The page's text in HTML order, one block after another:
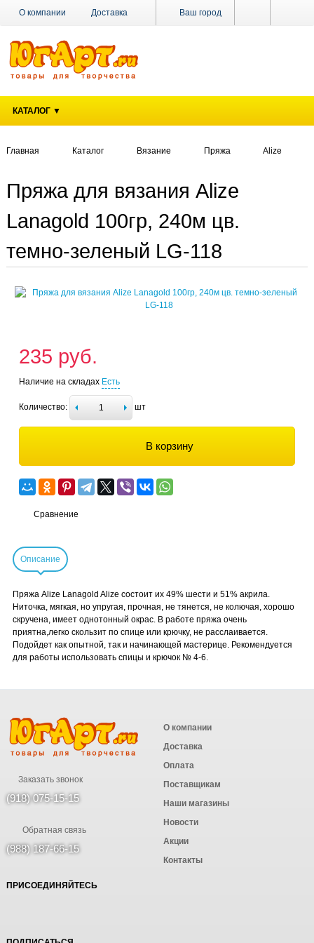
Ваш город
О компании Доставка
Наши магазины Новости
КАТАЛОГ ▼
Главная Каталог Вязание Пряжа Alize
Пряжа для вязания Alize
Lanagold 100гр, 240м цв.
темно-зеленый LG-118
235 руб.
Наличие на складах Есть
Количество: шт
В корзину
Сравнение
Описание
Пряжа Alize Lanagold Alize состоит их 49% шести и 51% акрила.
Ниточка, мягкая, но упругая, прочная, не тянется, не колючая, хорошо
скручена, имеет однотонный окрас. В работе пряжа очень
приятна,легко скользит по спице или крючку, не расслаивается.
Подойдет как опытной, так и начинающей мастерице. Рекомендуется
для работы использовать спицы и крючок № 4-6.
Заказать звонок
(918) 075-15-15
Обратная связь
(988) 187-66-15
О компании
Доставка
Оплата
Поставщикам
Наши магазины
Новости
Акции
Контакты
ПРИСОЕДИНЯЙТЕСЬ